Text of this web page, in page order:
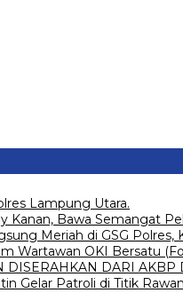
Lampung Utara.
Kanan, Bawa Semangat
Meriah di GSG
Wartawan OKI Bersatu
DISERAHKAN DARI
Gelar Patroli di Titik